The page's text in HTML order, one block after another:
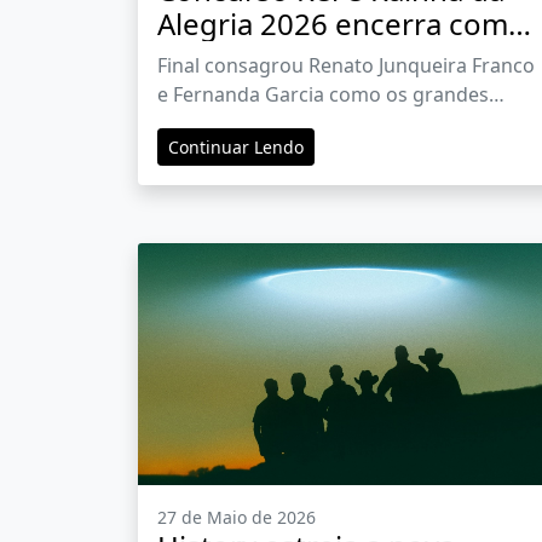
Alegria 2026 encerra com
emoção e arrecada mais de
R$ 1 milhão para a Cidade
de Maria
Final consagrou Renato Junqueira Franco
e Fernanda Garcia como os grandes
vencedores
Continuar Lendo
27 de Maio de 2026